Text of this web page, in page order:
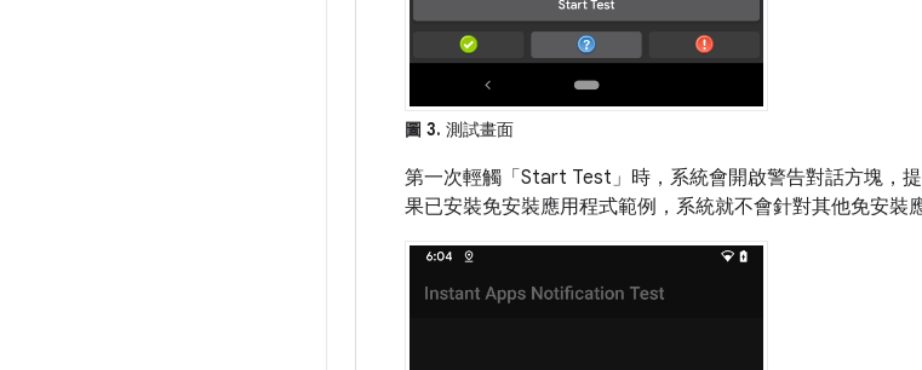
圖 3. 測試畫面
第一次輕觸「Start Test」 時，系統會開啟警告對話方塊，
果已安裝免安裝應用程式範例，系統就不會針對其他免安裝